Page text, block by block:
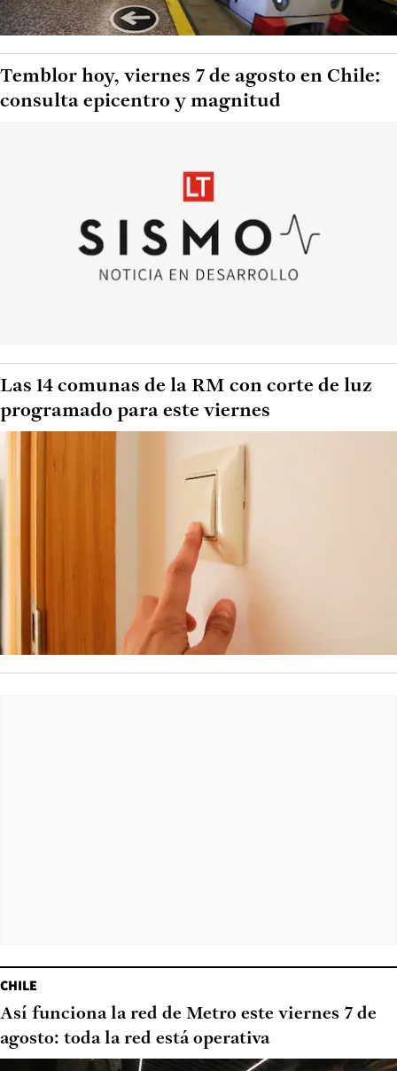
Temblor hoy, viernes 7 de agosto en Chile:
consulta epicentro y magnitud
Las 14 comunas de la RM con corte de luz
programado para este viernes
CHILE
Así funciona la red de Metro este viernes 7 de
agosto: toda la red está operativa